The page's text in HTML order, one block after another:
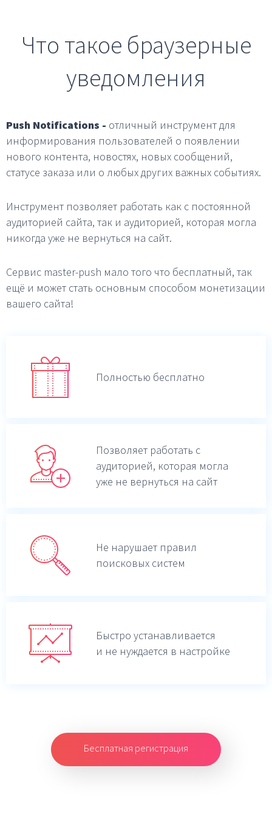
Что такое браузерные
уведомления
Push Notifications - отличный инструмент для
информирования пользователей о появлении
нового контента, новостях, новых сообщений,
статусе заказа или о любых других важных событиях.
Инструмент позволяет работать как с постоянной
аудиторией сайта, так и аудиторией, которая могла
никогда уже не вернуться на сайт.
Сервис master-push мало того что бесплатный, так
ещё и может стать основным способом монетизации
вашего сайта!
Полностью бесплатно
Позволяет работать с
аудиторией, которая могла
уже не вернуться на сайт
Не нарушает правил
поисковых систем
Быстро устанавливается
и не нуждается в настройке
Бесплатная регистрация